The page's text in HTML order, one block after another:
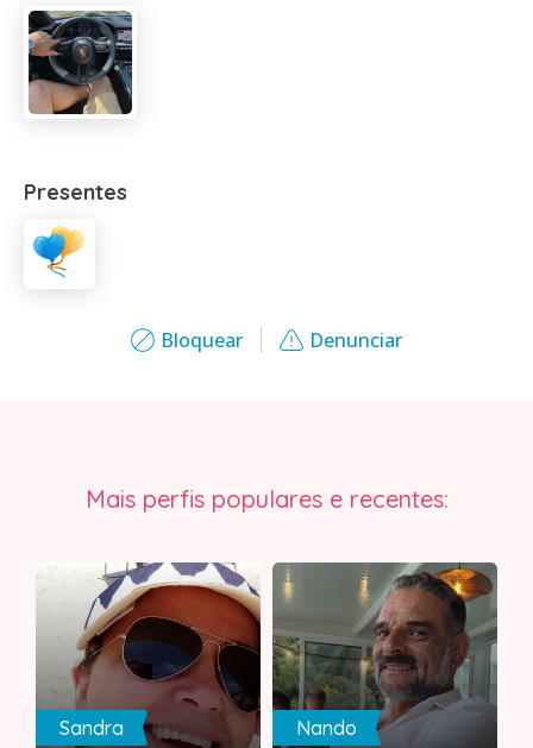
Bloquear Denunciar
Presentes
Mais perfis populares e recentes:
Sandra Nando